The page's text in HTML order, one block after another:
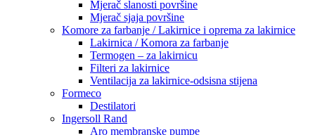
Mjerač slanosti površine
Mjerač sjaja površine
Komore za farbanje / Lakirnice i oprema za lakirnice
Lakirnica / Komora za farbanje
Termogen – za lakirnicu
Filteri za lakirnice
Ventilacija za lakirnice-odsisna stijena
Formeco
Destilatori
Ingersoll Rand
Aro membranske pumpe